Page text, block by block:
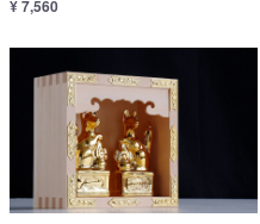
¥ 7,560